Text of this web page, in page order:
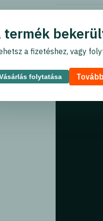
termék
a fizetéshez, vagy
folytatása